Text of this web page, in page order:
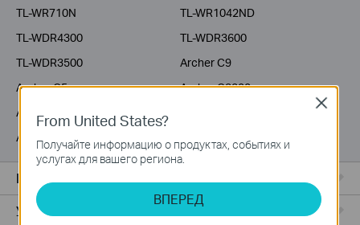
TL-WR710N
TL-WR1042ND
TL-WDR4300
TL-WDR3600
TL-WDR3500
Archer C9
Archer C5
Archer C3200
Archer C2600
Archer C2
Все комплекты Deco
Усилители Wi-Fi
From United States?
Получайте информацию о продуктах, событиях и
услугах для вашего региона.
ВПЕРЕД
Close